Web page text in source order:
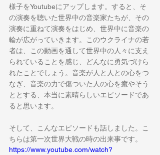
様子をYoutubeにアップします。すると、そ
の演奏を聴いた世界中の音楽家たちが、その
演奏に重ねて演奏をはじめ、世界中に音楽の
輪が広がっていきます。このウクライナの若
者は、この動画を通して世界中の人々に支え
られていることを感じ、どんなに勇気づけら
れたことでしょう。音楽が人と人との心をつ
なぎ、音楽の力で傷ついた人の心を癒やそう
ととする、本当に素晴らしいエピソードであ
ると思います。
そして、こんなエピソードも話しました。こ
ちらは第一次世界大戦の時の出来事です。
https://www.youtube.com/watch?